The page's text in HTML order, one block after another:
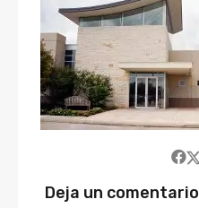
Deja un comentario